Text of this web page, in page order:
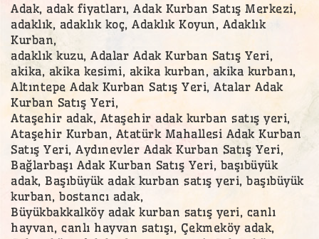
Adak, adak fiyatları, Adak Kurban Satış Merkezi,
adaklık, adaklık koç, Adaklık Koyun, Adaklık
Kurban,
adaklık kuzu, Adalar Adak Kurban Satış Yeri,
akika, akika kesimi, akika kurban, akika kurbanı,
Altıntepe Adak Kurban Satış Yeri, Atalar Adak
Kurban Satış Yeri,
Ataşehir adak, Ataşehir adak kurban satış yeri,
Ataşehir Kurban, Atatürk Mahallesi Adak Kurban
Satış Yeri, Aydınevler Adak Kurban Satış Yeri,
Bağlarbaşı Adak Kurban Satış Yeri, başıbüyük
adak, Başıbüyük adak kurban satış yeri, başıbüyük
kurban, bostancı adak,
Büyükbakkalköy adak kurban satış yeri, canlı
hayvan, canlı hayvan satışı, Çekmeköy adak,